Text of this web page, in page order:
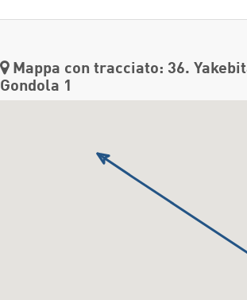
Mappa con tracciato: 36.
Gondola 1